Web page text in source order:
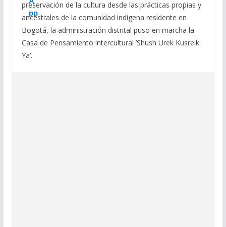
preservación de la cultura desde las prácticas propias y
ancestrales de la comunidad indígena residente en
Bogotá, la administración distrital puso en marcha la
Casa de Pensamiento intercultural ’Shush Urek Kusreik
Ya’.